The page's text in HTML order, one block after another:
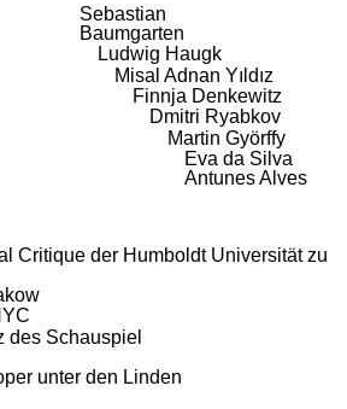
Sebastian
Baumgarten
Ludwig Haugk
Misal Adnan Yıldız
Finnja Denkewitz
Dmitri Ryabkov
Martin Györffy
Eva da Silva
Antunes Alves
Critique der Humboldt Universität zu
des Schauspiel
unter den Linden